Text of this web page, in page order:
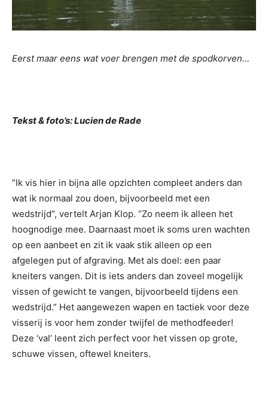
Eerst maar eens wat voer brengen met de spodkorven…
Tekst & foto’s: Lucien de Rade
“Ik vis hier in bijna alle opzichten compleet anders dan
wat ik normaal zou doen, bijvoorbeeld met een
wedstrijd”, vertelt Arjan Klop. “Zo neem ik alleen het
hoognodige mee. Daarnaast moet ik soms uren wachten
op een aanbeet en zit ik vaak stik alleen op een
afgelegen put of afgraving. Met als doel: een paar
kneiters vangen. Dit is iets anders dan zoveel mogelijk
vissen of gewicht te vangen, bijvoorbeeld tijdens een
wedstrijd.” Het aangewezen wapen en tactiek voor deze
visserij is voor hem zonder twijfel de methodfeeder!
Deze ‘val’ leent zich perfect voor het vissen op grote,
schuwe vissen, oftewel kneiters.